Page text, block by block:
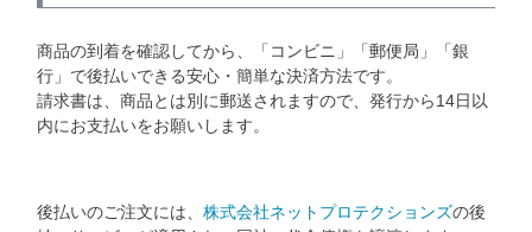
商品の到着を確認してから、「コンビニ」「郵便局」「銀
行」で後払いできる安心・簡単な決済方法です。
請求書は、商品とは別に郵送されますので、発行から14日以
内にお支払いをお願いします。
後払いのご注文には、 株式会社ネットプロテクションズの後